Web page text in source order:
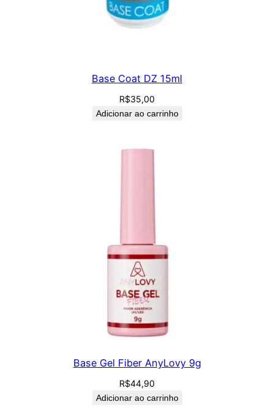
Base Coat DZ 15ml
R$35,00
Adicionar ao carrinho
Base Gel Fiber AnyLovy 9g
R$44,90
Adicionar ao carrinho